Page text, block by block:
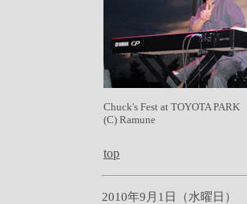
Chuck's Fest at TOYOTA PARK
(C) Ramune
top
2010年9月1日（水曜日）